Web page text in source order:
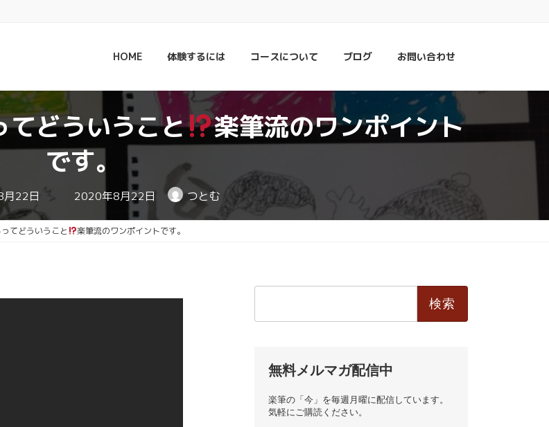
HOME 体験するには コースについて ブログ お問い合わせ
どういうこと
楽筆流のワンポイント
です。
22日 最
終
新
日
2020年8月22日 つとむ
てどういうこと 楽筆流のワンポイントです。
無料メルマガ配信中
楽筆の「今」を毎週月曜に配信しています。
気軽にご購読ください。